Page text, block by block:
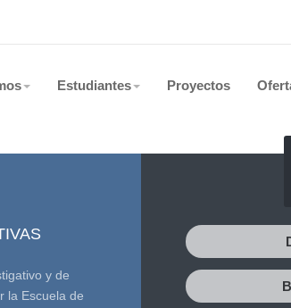
Estudiantes Proyectos
y de
la Escuela de